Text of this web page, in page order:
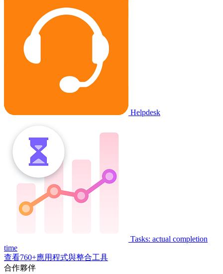
Helpdesk
Tasks: actual completion
time
查看760+應用程式與整合工具
合作夥伴